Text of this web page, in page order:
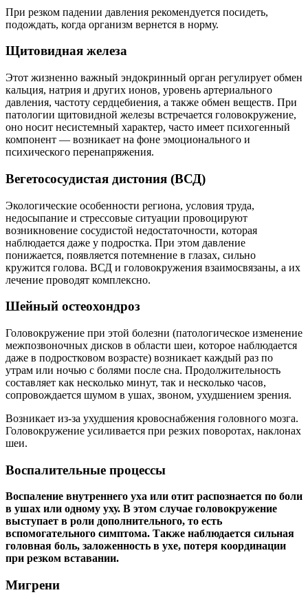
При резком падении давления рекомендуется посидеть,
подождать, когда организм вернется в норму.
Щитовидная железа
Этот жизненно важный эндокринный орган регулирует обмен
кальция, натрия и других ионов, уровень артериального
давления, частоту сердцебиения, а также обмен веществ. При
патологии щитовидной железы встречается головокружение,
оно носит несистемный характер, часто имеет психогенный
компонент — возникает на фоне эмоционального и
психического перенапряжения.
Вегетососудистая дистония (ВСД)
Экологические особенности региона, условия труда,
недосыпание и стрессовые ситуации провоцируют
возникновение сосудистой недостаточности, которая
наблюдается даже у подростка. При этом давление
понижается, появляется потемнение в глазах, сильно
кружится голова. ВСД и головокружения взаимосвязаны, а их
лечение проводят комплексно.
Шейный остеохондроз
Головокружение при этой болезни (патологическое изменение
межпозвоночных дисков в области шеи, которое наблюдается
даже в подростковом возрасте) возникает каждый раз по
утрам или ночью с болями после сна. Продолжительность
составляет как несколько минут, так и несколько часов,
сопровождается шумом в ушах, звоном, ухудшением зрения.
Возникает из-за ухудшения кровоснабжения головного мозга.
Головокружение усиливается при резких поворотах, наклонах
шеи.
Воспалительные процессы
Воспаление внутреннего уха или отит распознается по боли
в ушах или одному уху. В этом случае головокружение
выступает в роли дополнительного, то есть
вспомогательного симптома. Также наблюдается сильная
головная боль, заложенность в ухе, потеря координации
при резком вставании.
Мигрени